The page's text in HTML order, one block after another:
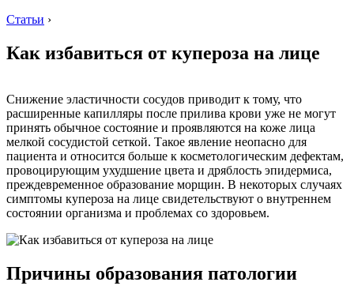
Статьи ›
Как избавиться от купероза на лице
Снижение эластичности сосудов приводит к тому, что
расширенные капилляры после прилива крови уже не могут
принять обычное состояние и проявляются на коже лица
мелкой сосудистой сеткой. Такое явление неопасно для
пациента и относится больше к косметологическим дефектам,
провоцирующим ухудшение цвета и дряблость эпидермиса,
преждевременное образование морщин. В некоторых случаях
симптомы купероза на лице свидетельствуют о внутреннем
состоянии организма и проблемах со здоровьем.
Причины образования патологии